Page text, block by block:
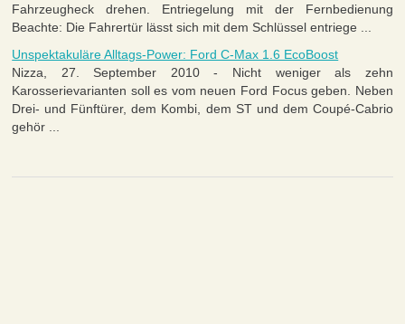
Fahrzeugheck drehen. Entriegelung mit der Fernbedienung
Beachte: Die Fahrertür lässt sich mit dem Schlüssel entriege ...
Unspektakuläre Alltags-Power: Ford C-Max 1.6 EcoBoost
Nizza, 27. September 2010 - Nicht weniger als zehn
Karosserievarianten soll es vom neuen Ford Focus geben. Neben
Drei- und Fünftürer, dem Kombi, dem ST und dem Coupé-Cabrio
gehör ...